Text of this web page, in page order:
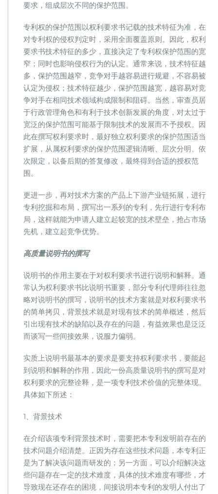
要求，组成层次不同的保护范围。
专利权的保护范围以权利要求书记载的技术特征为准，在
对专利权的侵权判定时，采用全面覆盖原则。因此，权利
要求书技术特征的多少，直接决定了专利权保护范围的宽
窄；同时也影响侵权行为的认定。通常来说，技术特征越
多，保护范围越窄，竞争对手越容易进行规避，不容易被
认定为侵权；技术特征越少，保护范围越宽，越容易对竞
争对手在相同技术领域构成限制和阻碍。当然，审查员居
于行政管理角色和有利于技术创新发展的角度，对太过于
宽泛的保护范围可能基于限制技术的发展而不予授权。因
此在撰写权利要求时，最好独立权利要求的保护范围适当
扩展，从属权利要求的保护范围逻辑清晰、层次分明、依
次限定，以备后期的答复修改，最终得到合适的授权范
围。
更进一步，再对技术方案的产品上下游产业链拓展，进行
专利挖掘和布局，撰写出一系列的专利，先行进行专利布
局，这样就能为申请人建立起较宽的技术壁垒，抢占市场
先机，建立起竞争优势。
高质量说明书的撰写
说明书的作用主要在于对权利要求书进行说明和解释。通
常认为权利要求书比说明书重要，部分专利代理师往往忽
略对说明书的撰写，说明书的技术方案就是对权利要求书
的简单拷贝，背景技术就是对现有技术的简单概述，然后
引出现有技术的缺陷以及存在的问题，有益效果也是泛泛
而谈写一些间接效果，说服力偏弱。
实质上说明书最基本的要求是要支持权利要求书，要能起
到说明和解释的作用，因此一份高质量说明书的撰写是对
权利要求的完整诠释，是一项专利技术价值的完整体现。
具体如下所述：
1、背景技术
在介绍该项专利背景技术时，需要把本专利发明前存在的
技术问题介绍清楚。正因为存在这些技术问题，本专利正
是为了解决该问题而研发的；另一方面，可以介绍解决这
些问题存在一定的技术难度，具体的技术难度有哪些，才
导致现在还存在的困境，间接说明本专利的发明人付出了